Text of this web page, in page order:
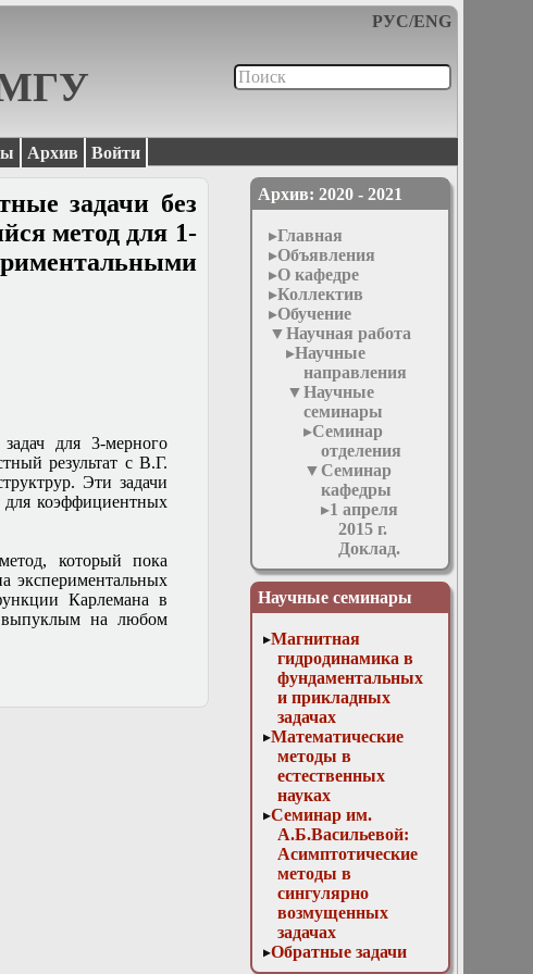
РУС/ENG
МГУ
Архив Войти
Архив: 2020 - 2021
Главная
Объявления
О кафедре
Коллектив
Обучение
Научная работа
Научные
направления
Научные
семинары
Семинар
отделения
Семинар
кафедры
1 апреля
2015 г.
Доклад.
О.В.
Руденко:
"Актуальные
физики
нелинейных
волн"
1 июня 2016
Е. А.
Илларионов:
«Количественные
роста
физических
полей в
случайных
средах»
1 марта 2017
П. В.
Научные семинары
Магнитная
гидродинамика в
фундаментальных
и прикладных
задачах
Математические
методы в
естественных
науках
Семинар им.
А.Б.Васильевой:
Асимптотические
методы в
сингулярно
возмущенных
задачах
Обратные задачи
задачи без
метод для 1-
для 3-мерного
результат с В.Г.
Эти задачи
для коэффициентных
который пока
экспериментальных
Карлемана в
выпуклым на любом